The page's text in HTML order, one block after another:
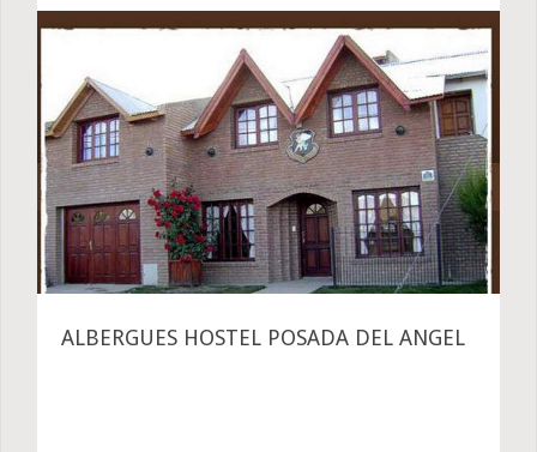
ALBERGUES HOSTEL POSADA DEL ANGEL